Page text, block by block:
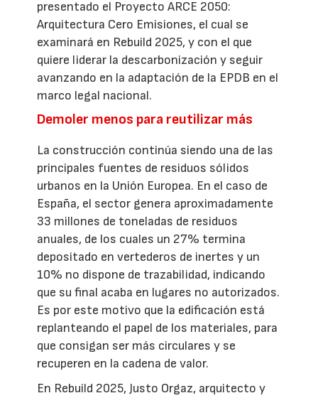
presentado el Proyecto ARCE 2050:
Arquitectura Cero Emisiones, el cual se
examinará en Rebuild 2025, y con el que
quiere liderar la descarbonización y seguir
avanzando en la adaptación de la EPDB en el
marco legal nacional.
Demoler menos para reutilizar más
La construcción continúa siendo una de las
principales fuentes de residuos sólidos
urbanos en la Unión Europea. En el caso de
España, el sector genera aproximadamente
33 millones de toneladas de residuos
anuales, de los cuales un 27% termina
depositado en vertederos de inertes y un
10% no dispone de trazabilidad, indicando
que su final acaba en lugares no autorizados.
Es por este motivo que la edificación está
replanteando el papel de los materiales, para
que consigan ser más circulares y se
recuperen en la cadena de valor.
En Rebuild 2025, Justo Orgaz, arquitecto y